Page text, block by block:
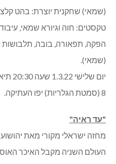
(שמאי) שחקנית יוצרת: בהט
טקסטים: חוה וגיורא שמאי,
הפקה, תפאורה, בובה, תלבושות
(שמאי).
יום
8 (סמטת הגלריות) יפו העתיקה.
"עד ראיה"
מחזה ישראלי מקורי מאת
העולם השניה מקבל האיכר